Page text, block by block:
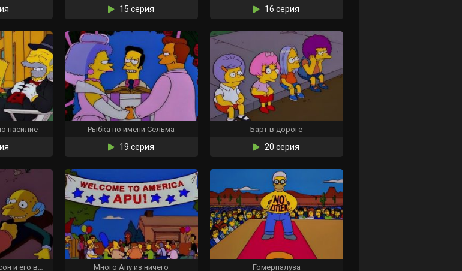
15 серия 16 серия
насилие Рыбка по имени Сельма
19 серия
Барт в дороге
20 серия
Много Апу из ничего Гомерпалуза